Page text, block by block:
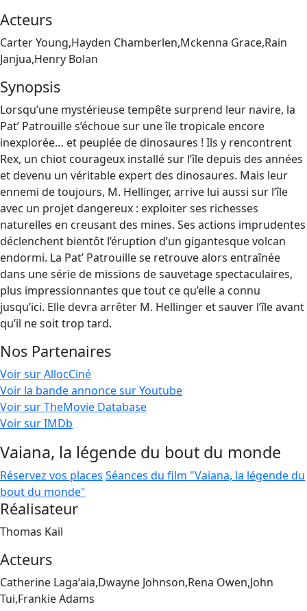
Acteurs
Carter Young,Hayden Chamberlen,Mckenna Grace,Rain
Janjua,Henry Bolan
Synopsis
Lorsqu’une mystérieuse tempête surprend leur navire, la
Pat’ Patrouille s’échoue sur une île tropicale encore
inexplorée… et peuplée de dinosaures ! Ils y rencontrent
Rex, un chiot courageux installé sur l’île depuis des années
et devenu un véritable expert des dinosaures. Mais leur
ennemi de toujours, M. Hellinger, arrive lui aussi sur l’île
avec un projet dangereux : exploiter ses richesses
naturelles en creusant des mines. Ses actions imprudentes
déclenchent bientôt l’éruption d’un gigantesque volcan
endormi. La Pat’ Patrouille se retrouve alors entraînée
dans une série de missions de sauvetage spectaculaires,
plus impressionnantes que tout ce qu’elle a connu
jusqu’ici. Elle devra arrêter M. Hellinger et sauver l’île avant
qu’il ne soit trop tard.
Nos Partenaires
Voir sur AllocCiné
Voir la bande annonce sur Youtube
Voir sur TheMovie Database
Voir sur IMDb
Vaiana, la légende du bout du monde
Réservez vos places Séances du film "Vaiana, la légende du
bout du monde"
Réalisateur
Thomas Kail
Acteurs
Catherine Lagaʻaia,Dwayne Johnson,Rena Owen,John
Tui,Frankie Adams